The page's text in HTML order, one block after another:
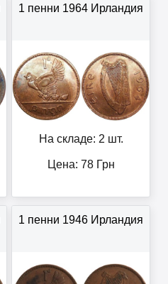
1 пенни 1964 Ирландия
На складе: 2 шт.
Цена: 78Грн
1 пенни 1946 Ирландия